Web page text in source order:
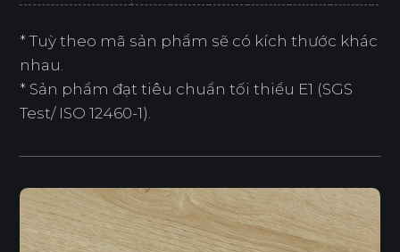
* Tuỳ theo mã sản phẩm sẽ có kích thước khác
nhau.
* Sản phẩm đạt tiêu chuẩn tối thiểu E1 (SGS
Test/ ISO 12460-1).